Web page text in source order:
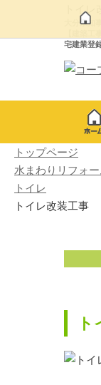
トイ
大分県知
宅建業登
トップページ
水まわりリフォー
トイレ
トイレ改装工事